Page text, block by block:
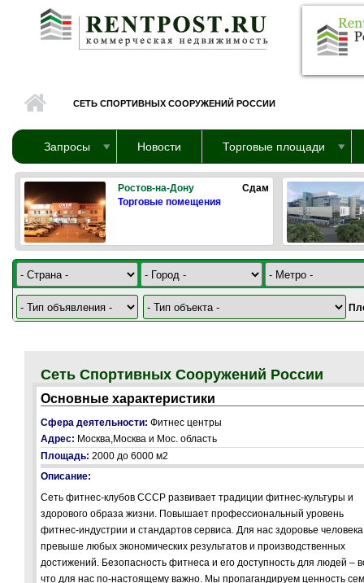
Перейти к основному содержанию
СЕТЬ СПОРТИВНЫХ СООРУЖЕНИЙ РОССИИ
Запросы Новости Торговые площади
Ростов-на-Дону
Сдам
Торговые помещения
Сеть Спортивных Сооружений России
Основные характеристики
Сфера деятельности: Фитнес центры
Адрес: Москва,Москва и Мос. область
Площадь: 2000 до 6000 м2
Описание:
Сеть фитнес-клубов СССР развивает традиции фитнес-культуры и
здорового образа жизни. Повышает профессиональный уровень
фитнес-индустрии и стандартов сервиса. Для нас здоровье
превыше любых экономических результатов и производственных
достижений. Безопасность фитнеса и его доступность для людей –
что для нас по-настоящему важно. Мы пропагандируем ценность